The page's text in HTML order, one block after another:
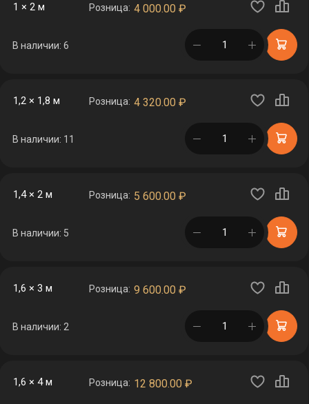
1 × 2 м Розница: 4 000.00 ₽
В наличии: 6 в корзине
1,2 × 1,8 м Розница: 4 320.00 ₽
В наличии: 11 в корзине
1,4 × 2 м Розница: 5 600.00 ₽
В наличии: 5 в корзине
1,6 × 3 м Розница: 9 600.00 ₽
В наличии: 2 в корзине
1,6 × 4 м Розница: 12 800.00 ₽